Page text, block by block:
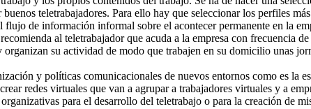
teletrabajadores. Para ello hay que seleccionar los perfiles
flujo de información informal sobre el acontecer permanente en la
al teletrabajador que acuda a la empresa con frecuencia
su actividad de modo que trabajen en su domicilio unas
y políticas comunicacionales de nuevos entornos como es la
redes virtuales que van a agrupar a trabajadores virtuales y a
para el desarrollo del teletrabajo o para la creación de